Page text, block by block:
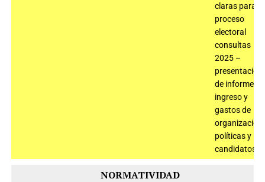
claras para el
proceso
electoral
consultas
2025 –
presentación
de informe de
ingreso y
gastos de
políticas y
candidatos
NORMATIVIDAD